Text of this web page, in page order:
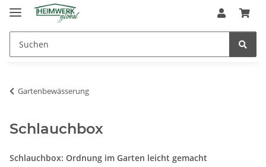
Gartenbewässerung
Schlauchbox
Schlauchbox: Ordnung im Garten leicht gemacht